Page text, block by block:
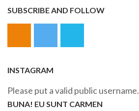
SUBSCRIBE AND FOLLOW
INSTAGRAM
Please put a valid public username.
BUNA! EU SUNT CARMEN